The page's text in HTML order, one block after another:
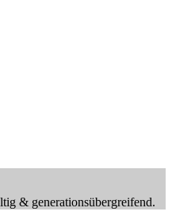
& generationsübergreifend.